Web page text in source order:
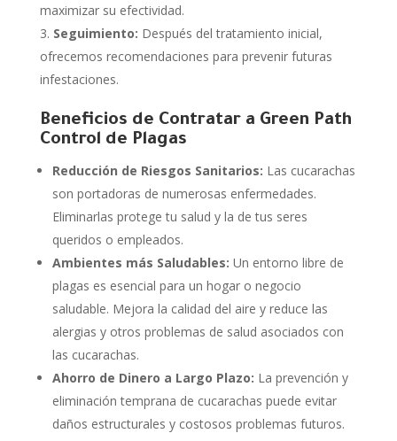
maximizar su efectividad.
Seguimiento: Después del tratamiento inicial,
ofrecemos recomendaciones para prevenir futuras
infestaciones.
Beneficios de Contratar a Green Path
Control de Plagas
Reducción de Riesgos Sanitarios: Las cucarachas
son portadoras de numerosas enfermedades.
Eliminarlas protege tu salud y la de tus seres
queridos o empleados.
Ambientes más Saludables: Un entorno libre de
plagas es esencial para un hogar o negocio
saludable. Mejora la calidad del aire y reduce las
alergias y otros problemas de salud asociados con
las cucarachas.
Ahorro de Dinero a Largo Plazo: La prevención y
eliminación temprana de cucarachas puede evitar
daños estructurales y costosos problemas futuros.